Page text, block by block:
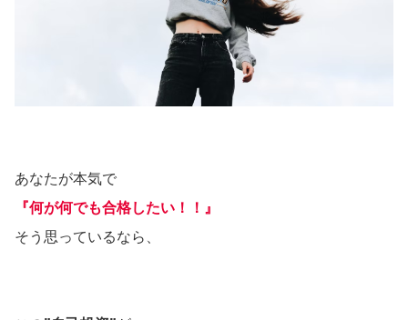
あなたが本気で
『何が何でも合格したい！！』
そう思っているなら、